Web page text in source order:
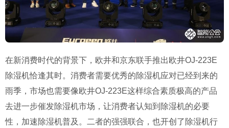
在新消费时代的背景下，欧井和京东联手推出欧井OJ-223E
除湿机恰逢其时。消费者需要优秀的除湿机应对已经到来的
雨季，市场也需要像欧井OJ-223E这样综合素质极高的产品
去进一步催发除湿机市场，让消费者认知到除湿机的必要
性，加速除湿机普及。二者的强强联合，也开创了除湿机行